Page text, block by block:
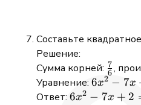
Составьте
Решение:
Сумма корней:
{6}
6
7,
Уравнение:6x^{2}
- 7x +
6x2 − 7x
Ответ:6x^{2}
6x2 − 7x + 2